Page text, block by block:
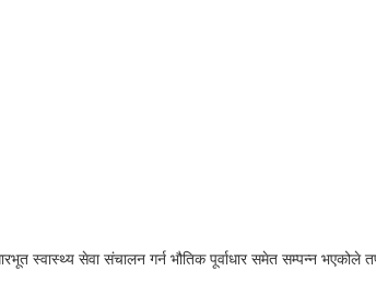
स्वास्थ्य सेवा संचालन गर्न भौतिक पूर्वाधार समेत सम्पन्न भएकोले